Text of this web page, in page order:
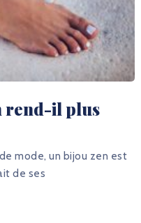
rend-il plus
mode, un bijou zen est
de ses